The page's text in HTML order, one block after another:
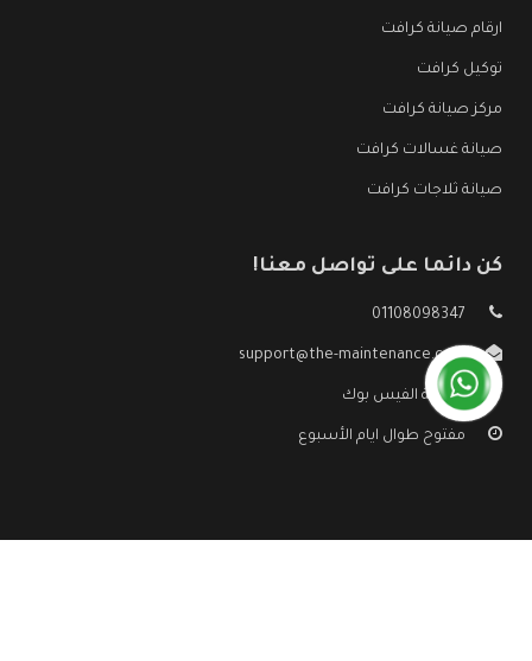
ارقام صيانة كرافت
توكيل كرافت
مركز صيانة كرافت
صيانة غسالات كرافت
صيانة ثلاجات كرافت
كن دائما على تواصل معنا!
01108098347
support@the-maintenance.com
صفحة الفيس بوك
مفتوح طوال ايام الأسبوع